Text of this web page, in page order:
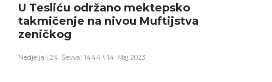
U Tesliću održano mektepsko
takmičenje na nivou Muftijstva
zeničkog
Nedjelja | 24. Ševval 1444 \ 14. Maj 2023